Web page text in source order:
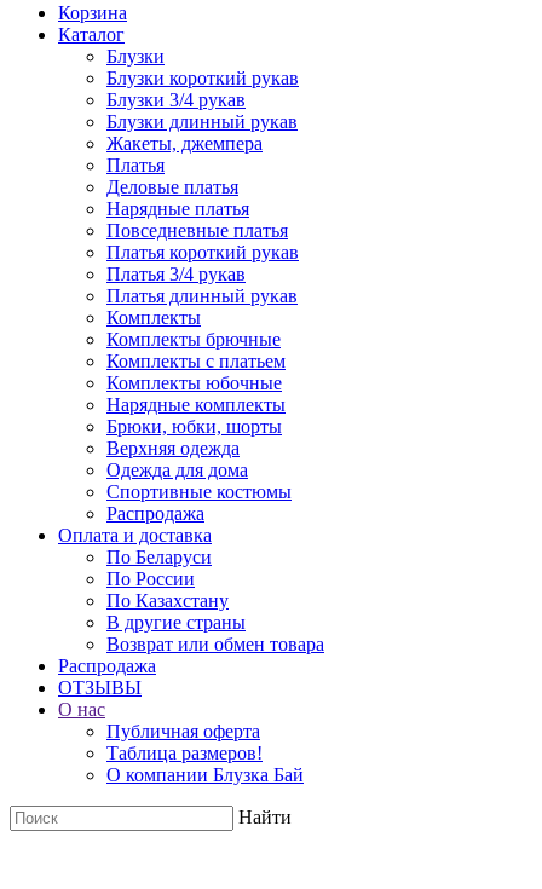
Корзина
Каталог
Блузки
Блузки короткий рукав
Блузки 3/4 рукав
Блузки длинный рукав
Жакеты, джемпера
Платья
Деловые платья
Нарядные платья
Повседневные платья
Платья короткий рукав
Платья 3/4 рукав
Платья длинный рукав
Комплекты
Комплекты брючные
Комплекты с платьем
Комплекты юбочные
Нарядные комплекты
Брюки, юбки, шорты
Верхняя одежда
Одежда для дома
Спортивные костюмы
Распродажа
Оплата и доставка
По Беларуси
По России
По Казахстану
В другие страны
Возврат или обмен товара
Распродажа
ОТЗЫВЫ
О нас
Публичная оферта
Таблица размеров!
О компании Блузка Бай
Найти